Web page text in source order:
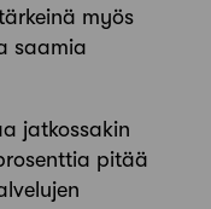
myös
saamia
jatkossakin
pitää